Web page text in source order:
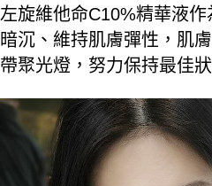
左旋維他命C10%精華液
暗沉、維持肌膚彈性，肌
帶聚光燈，努力保持最佳狀